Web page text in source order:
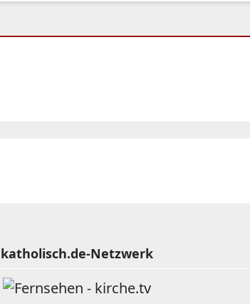
katholisch.de-Netzwerk